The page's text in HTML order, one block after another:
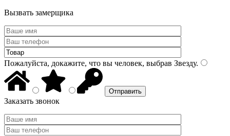
Вызвать замерщика
Пожалуйста, докажите, что вы человек, выбрав Звезду.
Заказать звонок